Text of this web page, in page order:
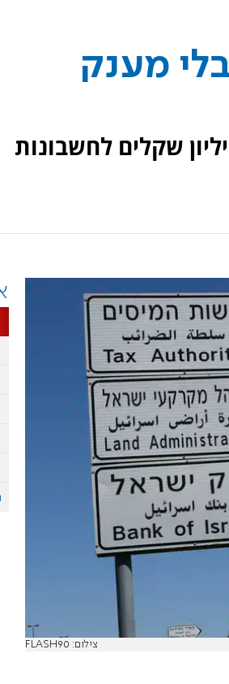
מענק
המסים העבירה מוקדם מהצפוי כ-178 מיליון שקלים לחשבונות
צילום: FLASH90